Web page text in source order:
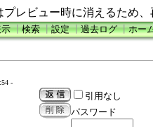
レビュー時に消えるため、
┃検索┃設定┃過去ログ┃ホー
-
引用なし
パスワード